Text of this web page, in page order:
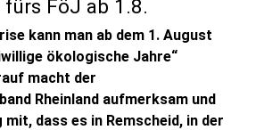
fürs FöJ ab 1.8.
kann man ab dem 1. August
ökologische Jahre“
macht der
Rheinland aufmerksam und
dass es in Remscheid, in der